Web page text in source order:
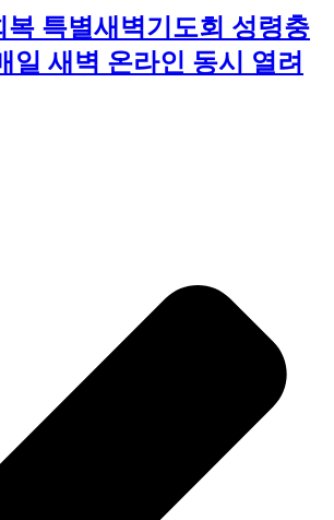
복 특별새벽기도회 성령충
일 새벽 온라인 동시 열려